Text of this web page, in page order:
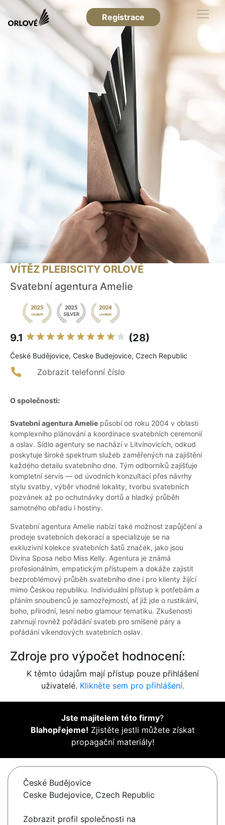
Registrace
VÍTĚZ PLEBISCITY ORLOVÉ
Svatební agentura Amelie
9.1 (28)
České Budějovice, Ceske Budejovice, Czech Republic
Zobrazit telefonní číslo
O společnosti:
Svatební agentura Amelie působí od roku 2004 v oblasti
komplexního plánování a koordinace svatebních ceremonií
a oslav. Sídlo agentury se nachází v Litvínovicích, odkud
poskytuje široké spektrum služeb zaměřených na zajištění
každého detailu svatebního dne. Tým odborníků zajišťuje
kompletní servis — od úvodních konzultací přes návrhy
stylu svatby, výběr vhodné lokality, tvorbu svatebních
pozvánek až po ochutnávky dortů a hladký průběh
samotného obřadu i hostiny.
Svatební agentura Amelie nabízí také možnost zapůjčení a
prodeje svatebních dekorací a specializuje se na
exkluzivní kolekce svatebních šatů značek, jako jsou
Divina Sposa nebo Miss Kelly. Agentura je známá
profesionálním, empatickým přístupem a dokáže zajistit
bezproblémový průběh svatebního dne i pro klienty žijící
mimo Českou republiku. Individuální přístup k potřebám a
přáním snoubenců je samozřejmostí, ať již jde o rustikální,
boho, přírodní, lesní nebo glamour tematiku. Zkušenosti
zahrnují rovněž pořádání svateb pro smíšené páry a
pořádání víkendových svatebních oslav.
Zdroje pro výpočet hodnocení:
K těmto údajům mají přístup pouze přihlášení
uživatelé. Klikněte sem pro přihlášení.
Jste majitelem této firmy?
Blahopřejeme! Zjistěte jestli můžete získat
propagační materiály!
České Budějovice
Ceske Budejovice, Czech Republic
Zobrazit profil společnosti na